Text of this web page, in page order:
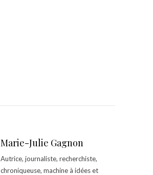
Marie-Julie Gagnon
Autrice, journaliste, recherchiste,
chroniqueuse, machine à idées et